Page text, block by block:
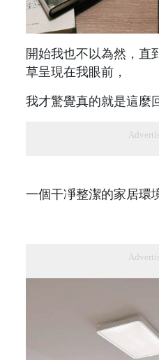
開始我也不以為然，直
草呈現在我眼前，
我才驚覺真的就是這麼
一個干凈整潔的家居環